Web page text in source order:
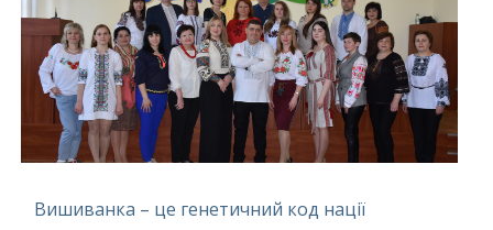
Вишиванка – це генетичний код нації